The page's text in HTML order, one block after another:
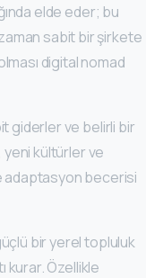
elde eder; bu
sabit bir şirkete
digital nomad
giderler ve belirli bir
yeni kültürler ve
adaptasyon becerisi
bir yerel topluluk
kurar. Özellikle